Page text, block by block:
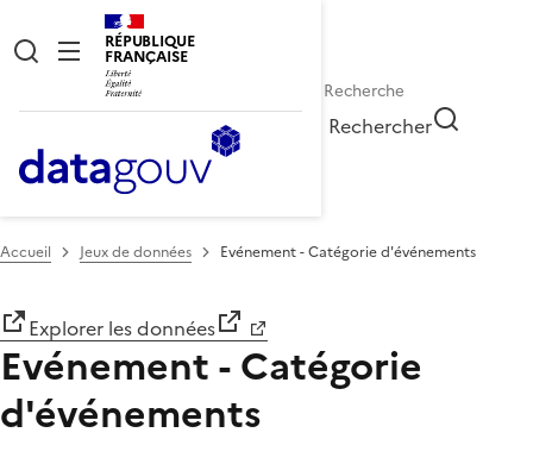
RÉPUBLIQUE
FRANÇAISE
Rechercher
Accueil Jeux de données Evénement - Catégorie d'événements
Explorer les données
Evénement - Catégorie
d'événements